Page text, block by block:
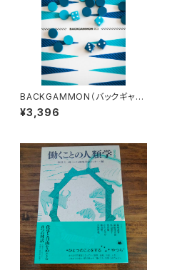
BACKGAMMON（バックギャモ
ン）
¥3,396